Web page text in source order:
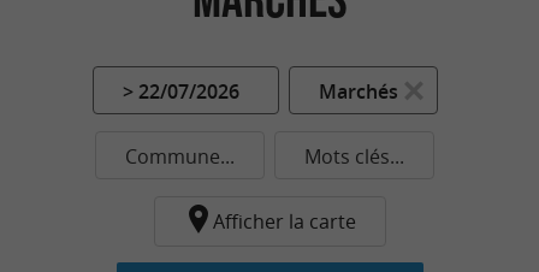
> 22/07/2026 Marchés
Commune... Mots clés...
Afficher la carte